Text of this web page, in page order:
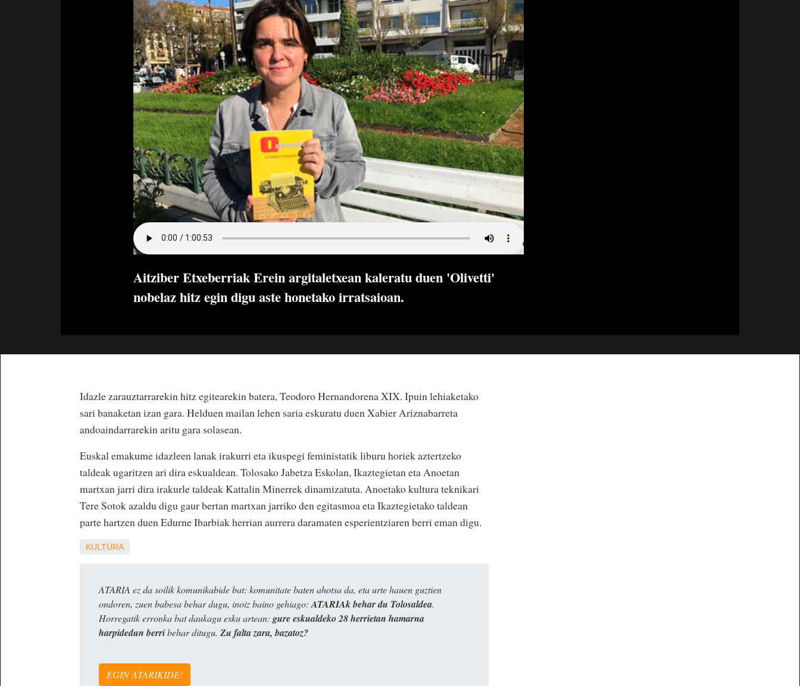
Aitziber Etxeberriak Erein argitaletxean kaleratu duen 'Olivetti'
nobelaz hitz egin digu aste honetako irratsaioan.
Idazle zarauztarrarekin hitz egitearekin batera, Teodoro Hernandorena XIX. Ipuin lehiaketako
sari banaketan izan gara. Helduen mailan lehen saria eskuratu duen Xabier Ariznabarreta
andoaindarrarekin aritu gara solasean.
Euskal emakume idazleen lanak irakurri eta ikuspegi feministatik liburu horiek aztertzeko
taldeak ugaritzen ari dira eskualdean. Tolosako Jabetza Eskolan, Ikaztegietan eta Anoetan
martxan jarri dira irakurle taldeak Kattalin Minerrek dinamizatuta. Anoetako kultura teknikari
Tere Sotok azaldu digu gaur bertan martxan jarriko den egitasmoa eta Ikaztegietako taldean
parte hartzen duen Edurne Ibarbiak herrian aurrera daramaten esperientziaren berri eman digu.
KULTURA
ATARIA ez da soilik komunikabide bat: komunitate baten ahotsa da, eta urte hauen guztien
ondoren, zuen babesa behar dugu, inoiz baino gehiago: ATARIAk behar du Tolosaldea.
Horregatik erronka bat daukagu esku artean: gure eskualdeko 28 herrietan hamarna
harpidedun berribehar ditugu. Zu falta zara, bazatoz?
EGIN ATARIKIDE!